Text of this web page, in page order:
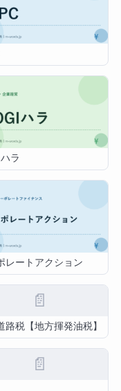
ラ
レートアクション
📄
路税【地方揮発油税】
📄